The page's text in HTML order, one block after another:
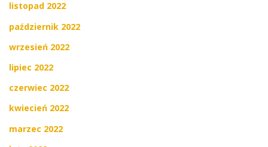
listopad 2022
październik 2022
wrzesień 2022
lipiec 2022
czerwiec 2022
kwiecień 2022
marzec 2022